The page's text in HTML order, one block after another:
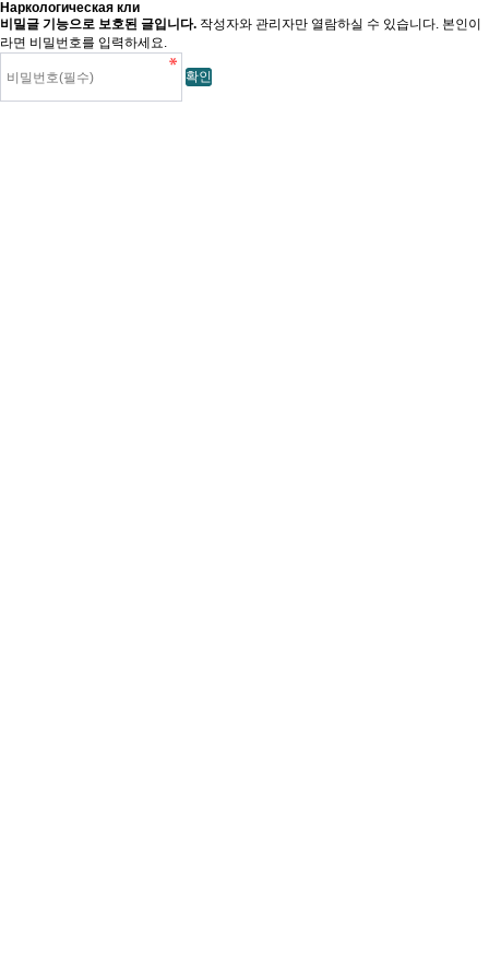
Наркологическая кли
비밀글 기능으로 보호된 글입니다. 작성자와 관리자만 열람하실 수 있습니다. 본인이
라면 비밀번호를 입력하세요.